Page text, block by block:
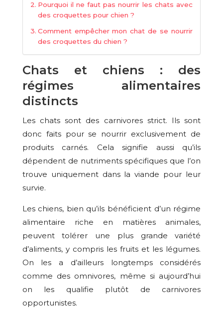
Pourquoi il ne faut pas nourrir les chats avec
des croquettes pour chien ?
Comment empêcher mon chat de se nourrir
des croquettes du chien ?
Chats et chiens : des
régimes alimentaires
distincts
Les chats sont des carnivores strict. Ils sont
donc faits pour se nourrir exclusivement de
produits carnés. Cela signifie aussi qu’ils
dépendent de nutriments spécifiques que l’on
trouve uniquement dans la viande pour leur
survie.
Les chiens, bien qu’ils bénéficient d’un régime
alimentaire riche en matières animales,
peuvent tolérer une plus grande variété
d’aliments, y compris les fruits et les légumes.
On les a d’ailleurs longtemps considérés
comme des omnivores, même si aujourd’hui
on les qualifie plutôt de carnivores
opportunistes.